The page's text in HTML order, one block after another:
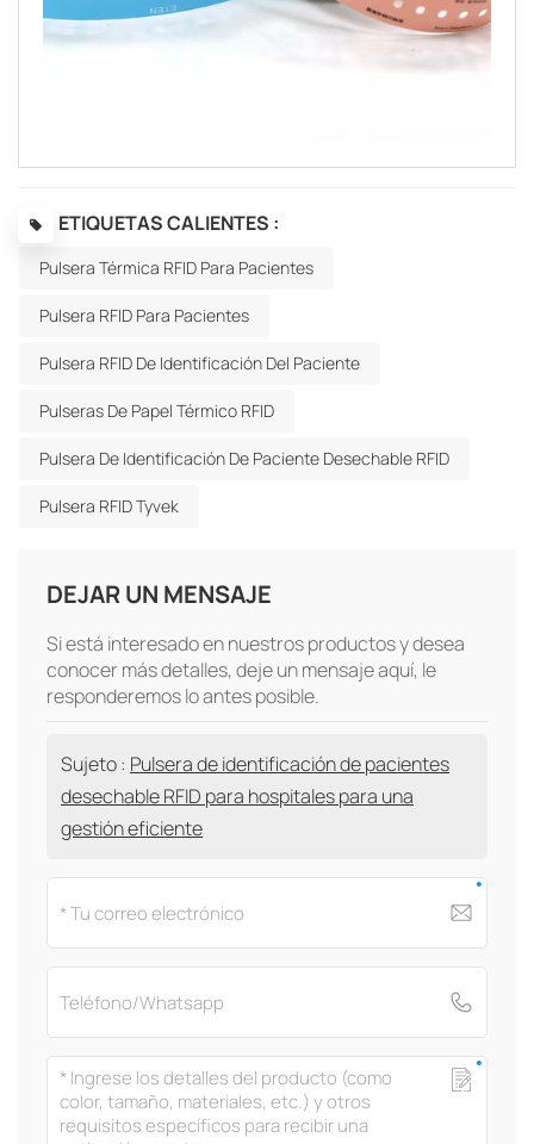
ETIQUETAS CALIENTES :
Pulsera Térmica RFID Para Pacientes
Pulsera RFID Para Pacientes
Pulsera RFID De Identificación Del Paciente
Pulseras De Papel Térmico RFID
Pulsera De Identificación De Paciente Desechable RFID
Pulsera RFID Tyvek
DEJAR UN MENSAJE
Si está interesado en nuestros productos y desea
conocer más detalles, deje un mensaje aquí, le
responderemos lo antes posible.
Sujeto : Pulsera de identificación de pacientes
desechable RFID para hospitales para una
gestión eficiente